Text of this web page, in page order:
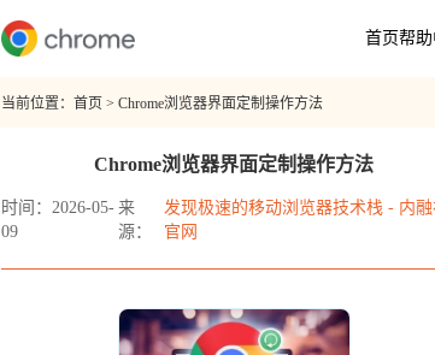
首页帮
当前位置： 首页 > Chrome浏览器界面定制操作方法
Chrome浏览器界面定制操作方法
时间：2026-05-
09
来
源：
发现极速的移动浏览器技术栈 - 内
官网